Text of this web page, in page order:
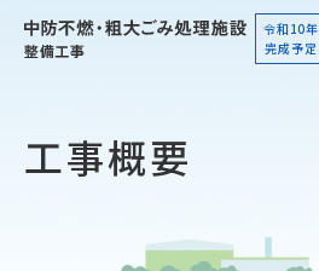
令和10年
完成予定
新着情報
工事概要